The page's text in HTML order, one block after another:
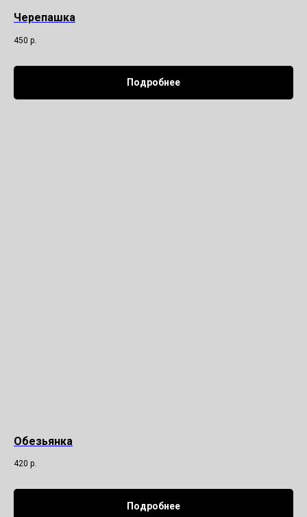
Черепашка
450 р.
Подробнее
Обезьянка
420 р.
Подробнее